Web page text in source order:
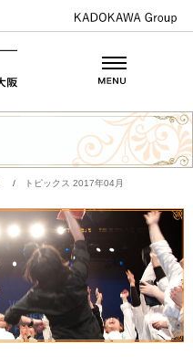
/ トピックス 2017年04月